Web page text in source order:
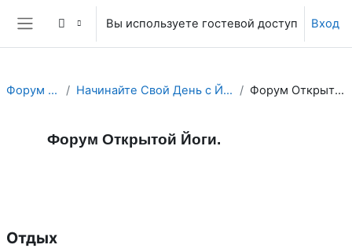
Перейти к основному содержанию
Боковая панель
Вы используете гостевой доступ Вход
Форум Йоги. Начинайте Свой День с Йога Форума! Форум Открытой Йоги.
Форум Открытой Йоги.
Отдых